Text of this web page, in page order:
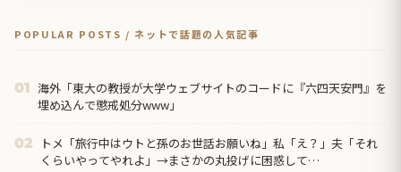
POPULAR POSTS / ネットで話題の人気記事
01 海外「東大の教授が大学ウェブサイトのコードに『六四天安門』を
埋め込んで懲戒処分www」
02
トメ「旅行中はウトと孫のお世話お願いね」私「え？」夫「それ
くらいやってやれよ」→まさかの丸投げに困惑して…